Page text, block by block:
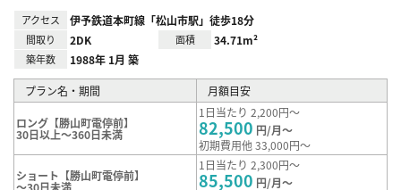
アクセス 伊予鉄道本町線「松山市駅」徒歩18分
間取り 2DK 面積 34.71m²
築年数 1988年 1月 築
プラン名・期間 月額目安
ロング【勝山町電停前】
30日以上～360日未満
1日当たり 2,200円～
82,500 円/月～
初期費用他 33,000円～
ショート【勝山町電停前】
1日当たり 2,300円～
85,500 円/月～